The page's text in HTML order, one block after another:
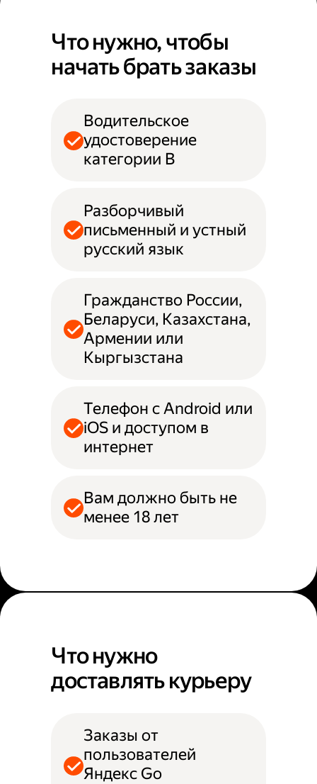
Что нужно, чтобы
начать брать заказы
Водительское
удостоверение
категории B
Разборчивый
письменный и устный
русский язык
Гражданство России,
Беларуси, Казахстана,
Армении или
Кыргызстана
Телефон с Android или
iOS и доступом в
интернет
Вам должно быть не
менее 18 лет
Что нужно
доставлять курьеру
Заказы от
пользователей
Яндекс Go